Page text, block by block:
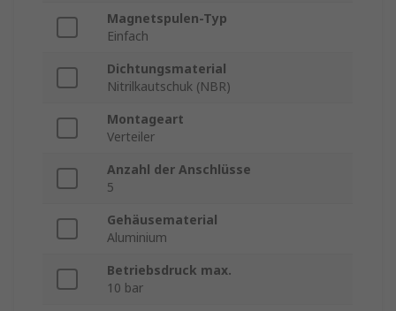
Magnetspulen-Typ
Einfach
Dichtungsmaterial
Nitrilkautschuk (NBR)
Montageart
Verteiler
Anzahl der Anschlüsse
5
Gehäusematerial
Aluminium
Betriebsdruck max.
10 bar